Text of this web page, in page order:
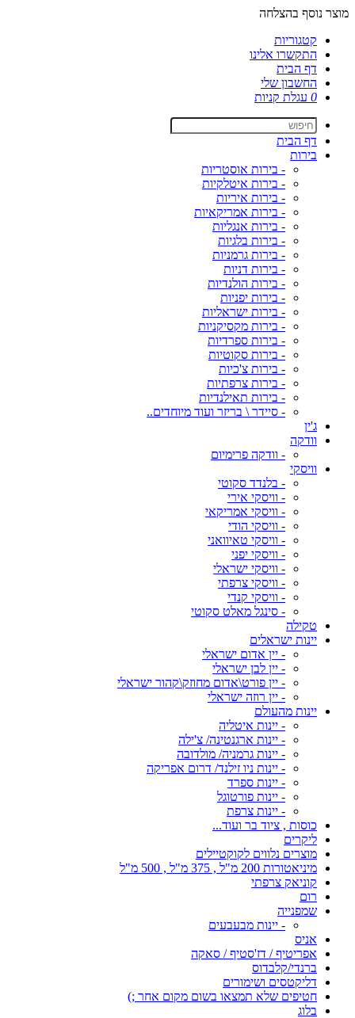
מוצר נוסף בהצלחה
קטגוריות
התקשרו אלינו
דף הבית
החשבון שלי
0 עגלת קניות
דף הבית
בירות
- בירות אוסטריות
- בירות איטלקיות
- בירות איריות
- בירות אמריקאיות
- בירות אנגליות
- בירות בלגיות
- בירות גרמניות
- בירות דניות
- בירות הולנדיות
- בירות יפניות
- בירות ישראליות
- בירות מקסיקניות
- בירות ספרדיות
- בירות סקוטיות
- בירות צ'כיות
- בירות צרפתיות
- בירות תאילנדיות
- סיידר \ בריזר ועוד מיוחדים..
ג'ין
וודקה
- וודקה פרימיום
וויסקי
- בלנדד סקוטי
- וויסקי אירי
- וויסקי אמריקאי
- וויסקי הודי
- וויסקי טאיוואני
- וויסקי יפני
- וויסקי ישראלי
- וויסקי צרפתי
- וויסקי קנדי
- סינגל מאלט סקוטי
טקילה
יינות ישראלים
- יין אדום ישראלי
- יין לבן ישראלי
- יין פורט\אדום מחוזק\קהור ישראלי
- יין רוזה ישראלי
יינות מהעולם
- יינות איטליה
- יינות ארגנטינה/ צ'ילה
- יינות גרמניה/ מולדובה
- יינות ניו זילנד/ דרום אפריקה
- יינות ספרד
- יינות פורטוגל
- יינות צרפת
כוסות , ציוד בר ועוד...
ליקרים
מוצרים נלווים לקוקטיילים
מיניאטורות 200 מ"ל , 375 מ"ל , 500 מ"ל
קוניאק צרפתי
רום
שמפנייה
- יינות מבעבעים
אניס
אפריטיף / דז'סטיף / סאקה
ברנדי/קלבדוס
דליקטסים ושימורים
חטיפים שלא תמצאו בשום מקום אחר ;)
בלוג